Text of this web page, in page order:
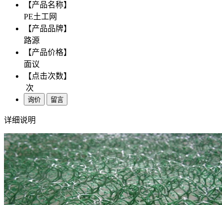
【产品名称】
PE土工网
【产品品牌】
路源
【产品价格】
面议
【点击次数】
次
询价 留言
详细说明